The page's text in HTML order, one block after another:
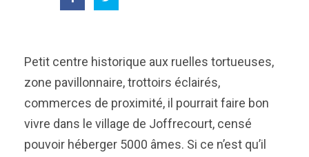
Petit centre historique aux ruelles tortueuses,
zone pavillonnaire, trottoirs éclairés,
commerces de proximité, il pourrait faire bon
vivre dans le village de Joffrecourt, censé
pouvoir héberger 5000 âmes. Si ce n’est qu’il